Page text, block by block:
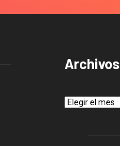
Archivos
Archivos